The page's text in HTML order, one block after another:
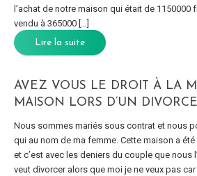
l’achat de notre maison qui était de 1150000
vendu à 365000 […]
Lire la suite
AVEZ VOUS LE DROIT À LA
MAISON LORS D’UN
Nous sommes mariés sous contrat et nous
qui au nom de ma femme. Cette maison a
et c’est avec les deniers du couple que nous
veut divorcer alors que moi je ne veux pas